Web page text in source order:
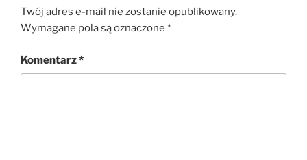
Twój adres e-mail nie zostanie opublikowany.
Wymagane pola są oznaczone *
Komentarz*